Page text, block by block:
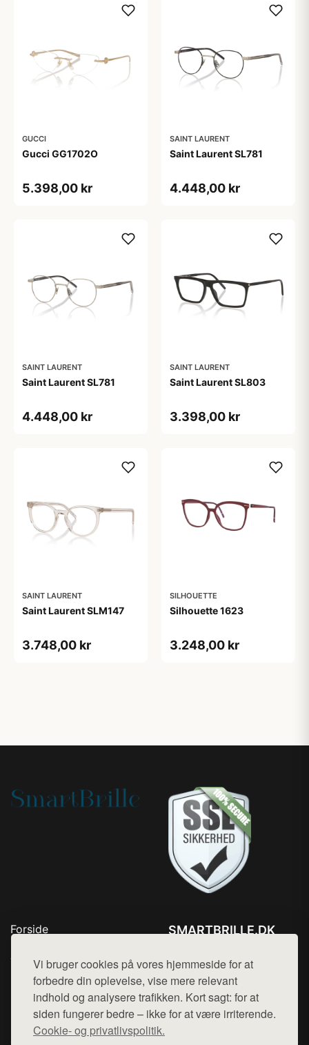
Vi bruger cookies på vores hjemmeside for at
forbedre din oplevelse, vise mere relevant
indhold og analysere trafikken. Kort sagt: for at
siden fungerer bedre – ikke for at være irriterende.
Cookie- og privatlivspolitik.
GUCCI
Gucci GG1702O
5.398,00 kr
SAINT LAURENT
Saint Laurent SL781
4.448,00 kr
SAINT LAURENT
Saint Laurent SL781
4.448,00 kr
SAINT LAURENT
Saint Laurent SL803
3.398,00 kr
SAINT LAURENT
Saint Laurent SLM147
3.748,00 kr
SILHOUETTE
Silhouette 1623
3.248,00 kr
Forside
Top Rabatter
Blog
Kontakt
SMARTBRILLE.DK
Mail: hej@want.dk
Cookie- og privatlivspolitik